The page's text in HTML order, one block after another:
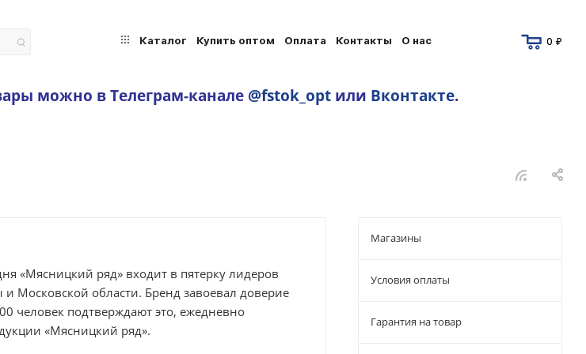
Каталог Купить оптом Оплата Контакты О нас 0 ₽
можно в Телеграм-канале @fstok_opt или Вконтакте.
«Мясницкий ряд» входит в пятерку лидеров
Московской области. Бренд завоевал доверие
человек подтверждают это, ежедневно
«Мясницкий ряд».
Магазины
Условия оплаты
Гарантия на товар